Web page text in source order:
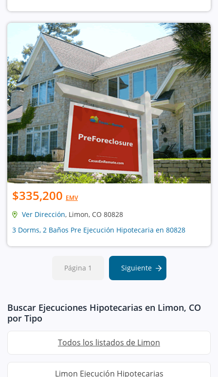
$335,200 EMV
Ver Dirección, Limon, CO 80828
3 Dorms, 2 Baños Pre Ejecución Hipotecaria en 80828
Página 1 Siguiente
Buscar Ejecuciones Hipotecarias en Limon, CO
por Tipo
Todos los listados de Limon
Limon Ejecución Hipotecarias